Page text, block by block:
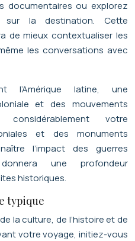
documentaires ou explorez
sur la destination. Cette
de mieux contextualiser les
les conversations avec
l’Amérique latine, une
et des mouvements
considérablement votre
et des monuments
l’impact des guerres
une profondeur
historiques.
typique
la culture, de l’histoire et de
votre voyage, initiez-vous